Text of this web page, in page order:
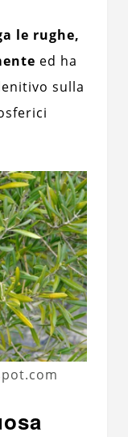
le rughe,
ed ha
sulla